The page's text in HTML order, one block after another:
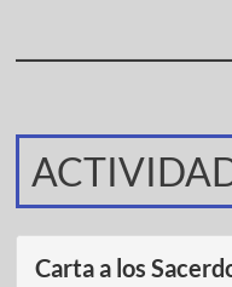
Carta a los